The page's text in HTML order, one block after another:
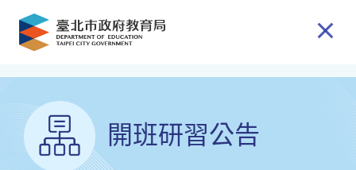
跳到主要內容
開班研習公告